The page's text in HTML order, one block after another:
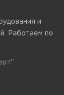
и
Работаем по